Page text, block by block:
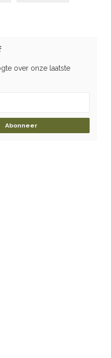
over onze laatste
Abonneer